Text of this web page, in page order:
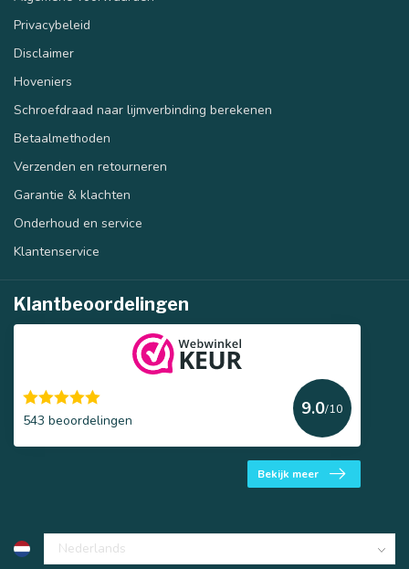
Privacybeleid
Disclaimer
Hoveniers
Schroefdraad naar lijmverbinding berekenen
Betaalmethoden
Verzenden en retourneren
Garantie & klachten
Onderhoud en service
Klantenservice
Klantbeoordelingen
543 beoordelingen
9.0/10
Bekijk meer